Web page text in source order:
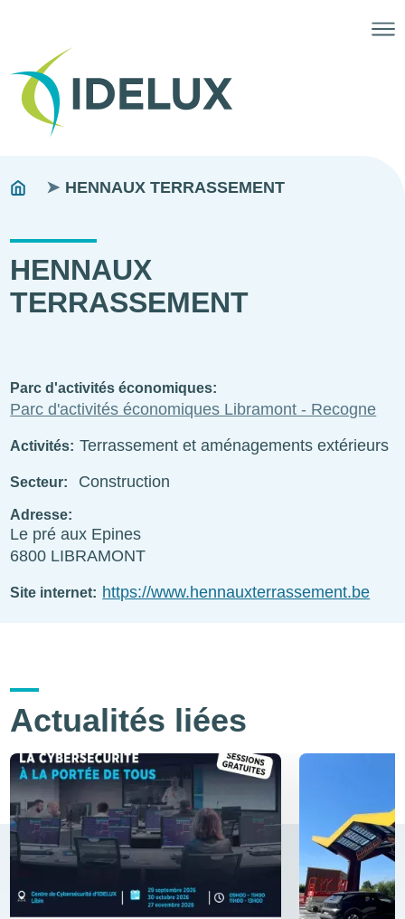
Fils
You
HENNAUX TERRASSEMENT
HENNAUX
TERRASSEMENT
Parc d'activités économiques
Parc d'activités économiques Libramont - Recogne
Activités Terrassement et aménagements extérieurs
Secteur Construction
Adresse
Le pré aux Epines
6800 LIBRAMONT
Site internet https://www.hennauxterrassement.be
Actualités liées